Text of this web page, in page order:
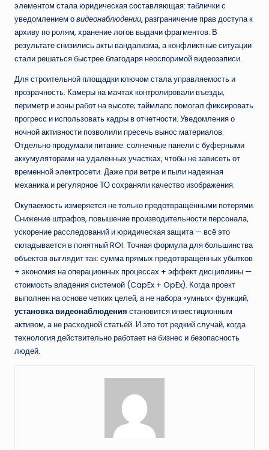
элементом стала юридическая составляющая: таблички с
уведомлением овидеонаблюдении, разграничение прав доступа к
архиву по ролям, хранение логов выдачи фрагментов. В
результате снизились акты вандализма, а конфликтные ситуации
стали решаться быстрее благодаря неоспоримой видеозаписи.
Для строительной площадки ключом стала управляемость и
прозрачность. Камеры на мачтах контролировали въезды,
периметр и зоны работ на высоте; таймлапс помогал фиксировать
прогресс и использовать кадры в отчетности. Уведомления о
ночной активности позволили пресечь вынос материалов.
Отдельно продумали питание: солнечные панели с буферными
аккумуляторами на удаленных участках, чтобы не зависеть от
временной электросети. Даже при ветре и пыли надежная
механика и регулярное ТО сохраняли качество изображения.
Окупаемость измеряется не только предотвращёнными потерями.
Снижение штрафов, повышение производительности персонала,
ускорение расследований и юридическая защита — всё это
складывается в понятный ROI. Точная формула для большинства
объектов выглядит так: сумма прямых предотвращённых убытков
+ экономия на операционных процессах + эффект дисциплины —
стоимость владения системой (CapEx + OpEx). Когда проект
выполнен на основе четких целей, а не набора «умных» функций,
установка видеонаблюдения становится инвестиционным
активом, а не расходной статьёй. И это тот редкий случай, когда
технология действительно работает на бизнес и безопасность
людей.